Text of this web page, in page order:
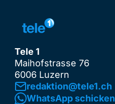
Tele 1
Maihofstrasse 76
6006 Luzern
redaktion@tele1.ch
WhatsApp schicken